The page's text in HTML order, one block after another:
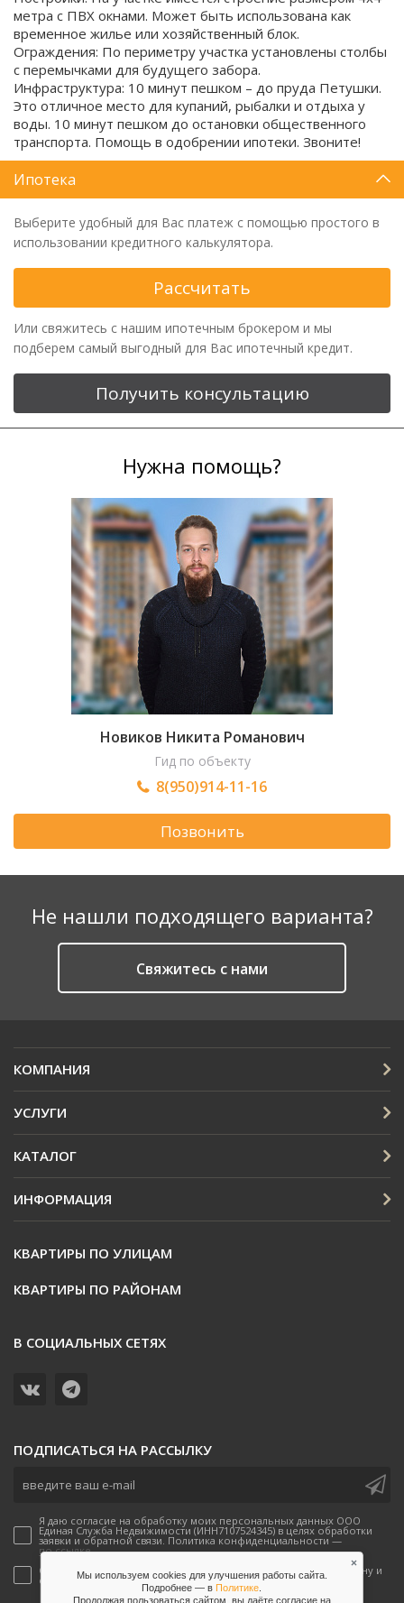
метра с ПВХ окнами. Может быть использована как
временное жилье или хозяйственный блок.
Ограждения: По периметру участка установлены столбы
с перемычками для будущего забора.
Инфраструктура: 10 минут пешком – до пруда Петушки.
Это отличное место для купаний, рыбалки и отдыха у
воды. 10 минут пешком до остановки общественного
транспорта. Помощь в одобрении ипотеки. Звоните!
Ипотека
Выберите удобный для Вас платеж с помощью простого в
использовании кредитного калькулятора.
Рассчитать
Или свяжитесь с нашим ипотечным брокером и мы
подберем самый выгодный для Вас ипотечный кредит.
Получить консультацию
Нужна помощь?
Новиков Никита Романович
Гид по объекту
8(950)914-11-16
Позвонить
Не нашли подходящего варианта?
Cвяжитесь с нами
КОМПАНИЯ
УСЛУГИ
КАТАЛОГ
ИНФОРМАЦИЯ
КВАРТИРЫ ПО УЛИЦАМ
КВАРТИРЫ ПО РАЙОНАМ
В СОЦИАЛЬНЫХ СЕТЯХ
ПОДПИСАТЬСЯ НА РАССЫЛКУ
Я даю согласие на обработку моих персональных данных ООО
Единая Служба Недвижимости (ИНН7107524345) в целях обработки
заявки и обратной связи. Политика конфиденциальности —
по ссылке.
Согласен(-а) на получение рекламных предложений по телефону и
email от ООО Единая Служба Недвижимости
Мы используем cookies для улучшения работы сайта.
Подробнее — вПолитике
Продолжая пользоваться сайтом, вы даёте согласие на
×